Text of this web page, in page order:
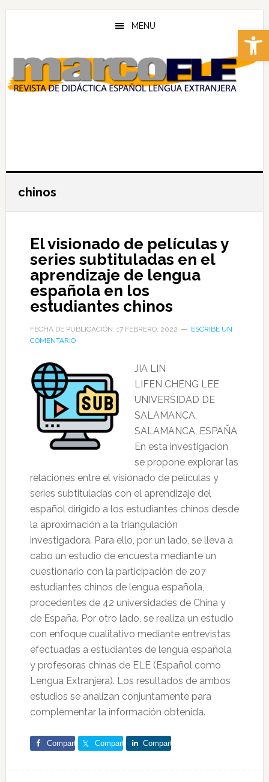
Abrir
Skip
content
Skip
MENU
chinos
El visionado de películas y
series subtituladas en el
aprendizaje de lengua
española en los
estudiantes chinos
FECHA DE PUBLICACIÓN: 17 FEBRERO, 2022
ESCRIBE UN
COMENTARIO
JIA LIN
LIFEN CHENG LEE
UNIVERSIDAD DE
SALAMANCA,
SALAMANCA, ESPAÑA
En esta investigación
se propone explorar las
relaciones entre el visionado de películas y
series subtituladas con el aprendizaje del
español dirigido a los estudiantes chinos desde
la aproximación a la triangulación
investigadora. Para ello, por un lado, se lleva a
cabo un estudio de encuesta mediante un
cuestionario con la participación de 207
estudiantes chinos de lengua española,
procedentes de 42 universidades de China y
de España. Por otro lado, se realiza un estudio
con enfoque cualitativo mediante entrevistas
efectuadas a estudiantes de lengua española
y profesoras chinas de ELE (Español como
Lengua Extranjera). Los resultados de ambos
estudios se analizan conjuntamente para
complementar la información obtenida.
Comparte Comparte Comparte